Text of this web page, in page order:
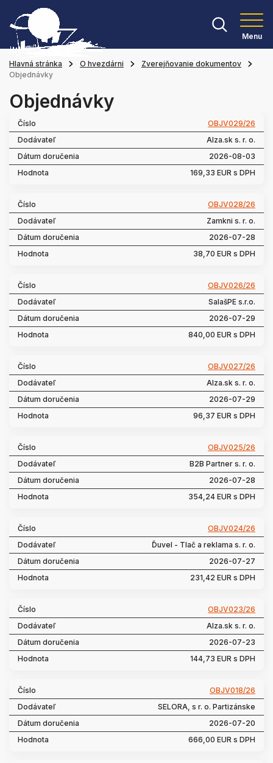
Menu
Hlavná stránka O hvezdárni
Zverejňovanie dokumentov
Objednávky
Objednávky
OBJV029/26
Alza.sk s. r. o.
2026-08-03
169,33 EUR s DPH
OBJV028/26
Zamkni s. r. o.
2026-07-28
38,70 EUR s DPH
OBJV026/26
SalašPE s.r.o.
2026-07-29
840,00 EUR s DPH
OBJV027/26
Alza.sk s. r. o.
2026-07-29
96,37 EUR s DPH
OBJV025/26
B2B Partner s. r. o.
2026-07-28
354,24 EUR s DPH
OBJV024/26
Ďuvel - Tlač a reklama s. r. o.
2026-07-27
231,42 EUR s DPH
OBJV023/26
Alza.sk s. r. o.
2026-07-23
144,73 EUR s DPH
OBJV018/26
SELORA, s r. o. Partizánske
2026-07-20
666,00 EUR s DPH